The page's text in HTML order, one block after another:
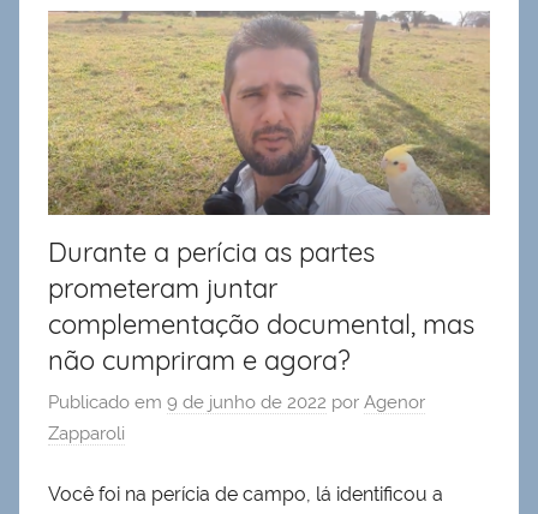
Durante a perícia as partes
prometeram juntar
complementação documental, mas
não cumpriram e agora?
Publicado em 9 de junho de 2022 por Agenor
Zapparoli
Você foi na perícia de campo, lá identificou a